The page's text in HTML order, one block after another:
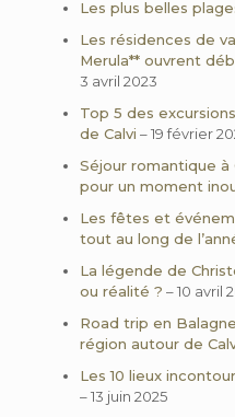
Les plus belles
Les résidences de
Merula** ouvrent
3 avril 2023
Top 5 des
de Calvi – 19 février
Séjour romantique à
pour un moment
Les fêtes et
tout au long de
La légende de
ou réalité ? – 10 avril
Road trip en
région autour de
Les 10 lieux
– 13 juin 2025